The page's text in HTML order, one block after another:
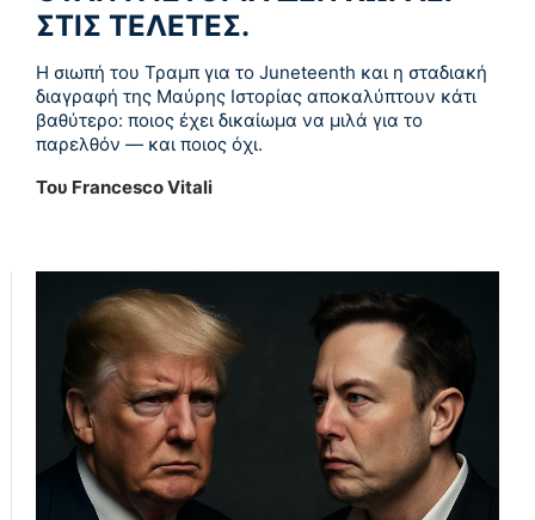
ΣΤΙΣ ΤΕΛΕΤΈΣ.
Η σιωπή του Τραμπ για το Juneteenth και η σταδιακή
διαγραφή της Μαύρης Ιστορίας αποκαλύπτουν κάτι
βαθύτερο: ποιος έχει δικαίωμα να μιλά για το
παρελθόν — και ποιος όχι.
Του Francesco Vitali